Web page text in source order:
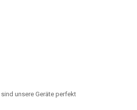
unsere Geräte perfekt